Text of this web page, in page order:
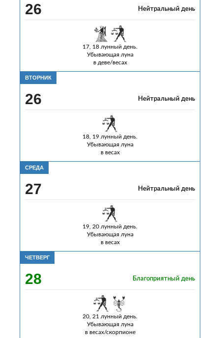
26 Нейтральный день
17, 18 лунный день.
Убывающая луна
в деве/весах
ВТОРНИК
26 Нейтральный день
18, 19 лунный день.
Убывающая луна
в весах
СРЕДА
27 Нейтральный день
19, 20 лунный день.
Убывающая луна
в весах
ЧЕТВЕРГ
28 Благоприятный день
20, 21 лунный день.
Убывающая луна
в весах/скорпионе